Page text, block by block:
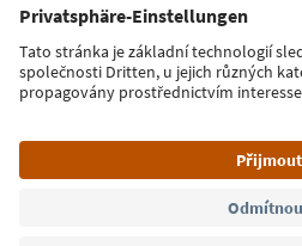
16
17
18
19
21
FAQ Kontaktujte nás
Zásady ochrany osobních údajů
Prohlášení o přístupnosti